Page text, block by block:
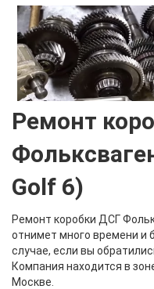
Ремонт
Golf 6)
Ремонт коробки ДСГ
отнимет много времени и
случае, если вы
Компания находится в
Москве.